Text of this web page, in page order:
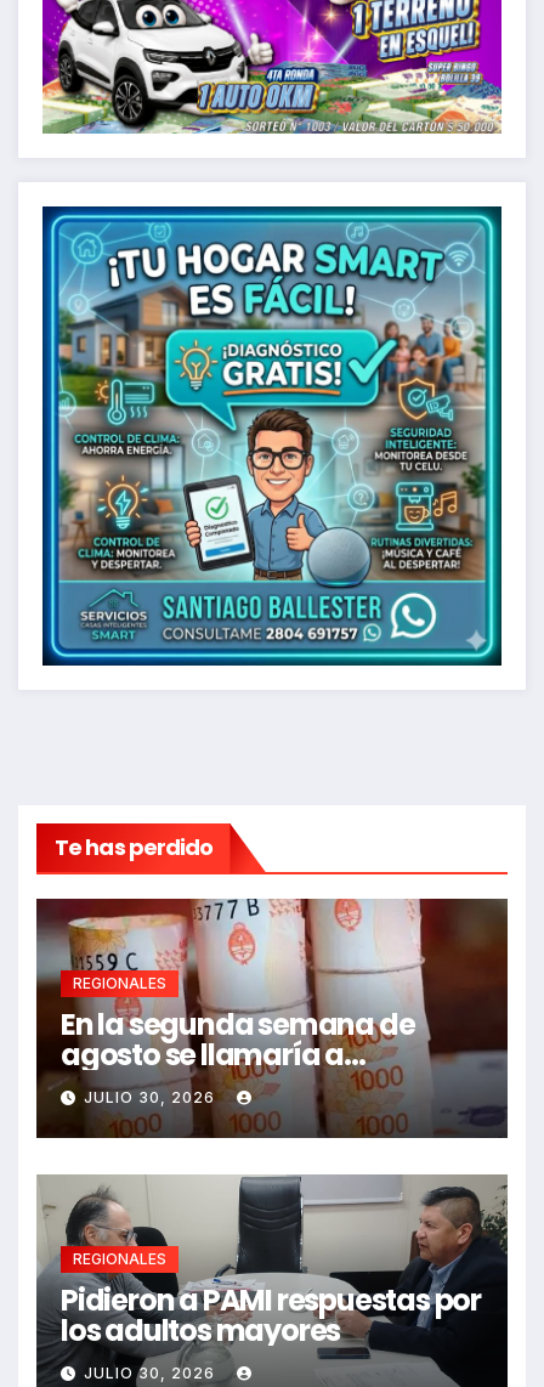
Te has perdido
REGIONALES
En la segunda semana de
agosto se llamaría a
paritarias
JULIO 30, 2026
REGIONALES
Pidieron a PAMI respuestas por
los adultos mayores
JULIO 30, 2026